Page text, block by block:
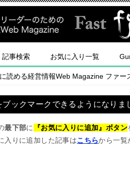
記事検索 お気に入り一覧
読める経営情報Web Magazine ファー
ブックマークできるようになりま
最下部に 『お気に入りに追加』ボタン
入りに追加した記事はこちらから一覧